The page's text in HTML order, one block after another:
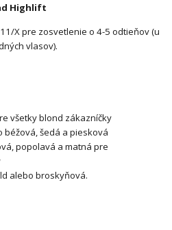
Highlift
X pre zosvetlenie o 4-5 odtieňov (u
vlasov).
všetky blond zákazníčky
béžová, šedá a piesková
popolavá a matná pre
alebo broskyňová.